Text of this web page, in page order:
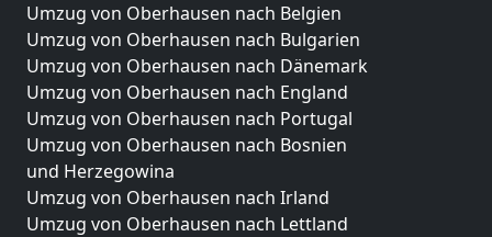
Umzug von Oberhausen nach Belgien
Umzug von Oberhausen nach Bulgarien
Umzug von Oberhausen nach Dänemark
Umzug von Oberhausen nach England
Umzug von Oberhausen nach Portugal
Umzug von Oberhausen nach Bosnien
und Herzegowina
Umzug von Oberhausen nach Irland
Umzug von Oberhausen nach Lettland